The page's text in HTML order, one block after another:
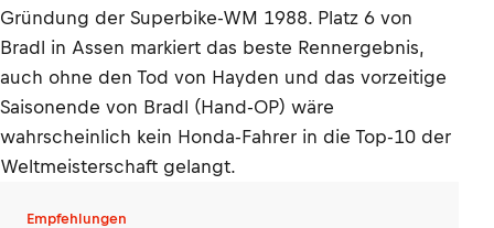
Gründung der Superbike-WM 1988. Platz 6 von
Bradl in Assen markiert das beste Rennergebnis,
auch ohne den Tod von Hayden und das vorzeitige
Saisonende von Bradl (Hand-OP) wäre
wahrscheinlich kein Honda-Fahrer in die Top-10 der
Weltmeisterschaft gelangt.
Empfehlungen